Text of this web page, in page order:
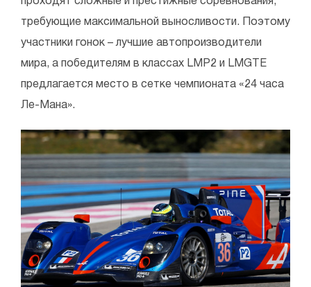
требующие максимальной выносливости. Поэтому
участники гонок – лучшие автопроизводители
мира, а победителям в классах LMP2 и LMGTE
предлагается место в сетке чемпионата «24 часа
Ле-Мана».